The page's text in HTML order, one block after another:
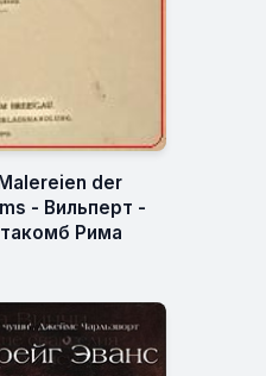
der
- Вильперт -
Рима